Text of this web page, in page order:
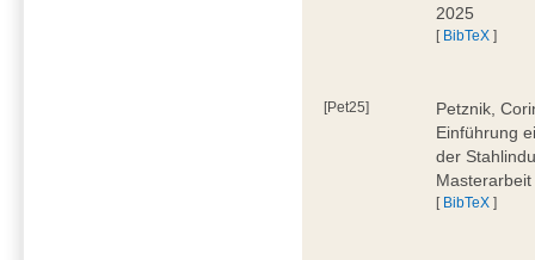
2025
[ BibTeX ]
[Pet25]
Petznik,
Einführung
der
[ BibTeX ]